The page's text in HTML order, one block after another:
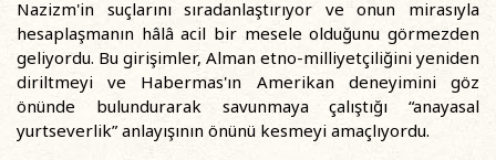
Nazizm'in suçlarını sıradanlaştırıyor ve onun mirasıyla
hesaplaşmanın hâlâ acil bir mesele olduğunu görmezden
geliyordu. Bu girişimler, Alman etno-milliyetçiliğini yeniden
diriltmeyi ve Habermas'ın Amerikan deneyimini göz
önünde bulundurarak savunmaya çalıştığı “anayasal
yurtseverlik” anlayışının önünü kesmeyi amaçlıyordu.